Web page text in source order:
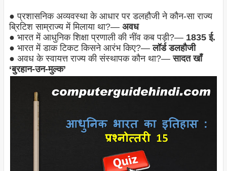
● प्रशासनिक अव्यवस्था के आधार पर डलहौजी ने कौन-सा राज्य
ब्रिटिश साम्राज्य में मिलाया था?— अवध
● भारत में आधुनिक शिक्षा प्रणाली की नींव कब पड़ी?— 1835 ई.
● भारत में डाक टिकट किसने आरंभ किए?—लॉर्ड डलहौजी
● अवध के स्वायत्त राज्य की संस्थापक कौन था?—सादत खाँ
‘बुरहान-उन-मुल्क’